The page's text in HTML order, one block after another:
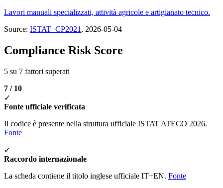
Lavori manuali specializzati, attività agricole e artigianato tecnico.
Source: ISTAT_CP2021 , 2026-05-04
Compliance Risk Score
5 su 7 fattori superati
7 / 10
✓
Fonte ufficiale verificata
Il codice è presente nella struttura ufficiale ISTAT ATECO 2026.
Fonte
✓
Raccordo internazionale
La scheda contiene il titolo inglese ufficiale IT+EN. Fonte